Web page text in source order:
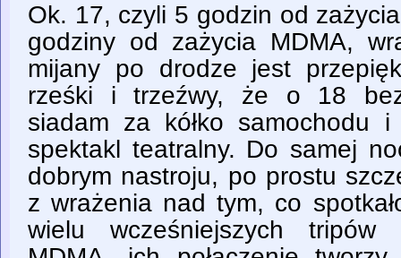
Ok. 17, czyli 5 godzin od
godziny od zażycia MDMA,
mijany po drodze jest
rześki i trzeźwy, że o 18
siadam za kółko samochodu
spektakl teatralny. Do samej
dobrym nastroju, po prostu
z wrażenia nad tym, co
wielu wcześniejszych